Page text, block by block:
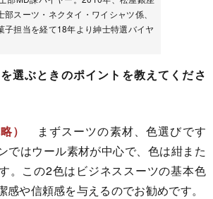
部スーツ・ネクタイ・ワイシャツ係、
子担当を経て18年より紳士特選バイヤ
選ぶときのポイントを教えてくださ
）
まずスーツの素材、色選びです
ではウール素材が中心で、色は紺また
。この2色はビジネススーツの基本色
感や信頼感を与えるのでお勧めです。